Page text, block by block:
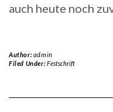
auch heute noch
Author:admin
Filed Under:Festschrift